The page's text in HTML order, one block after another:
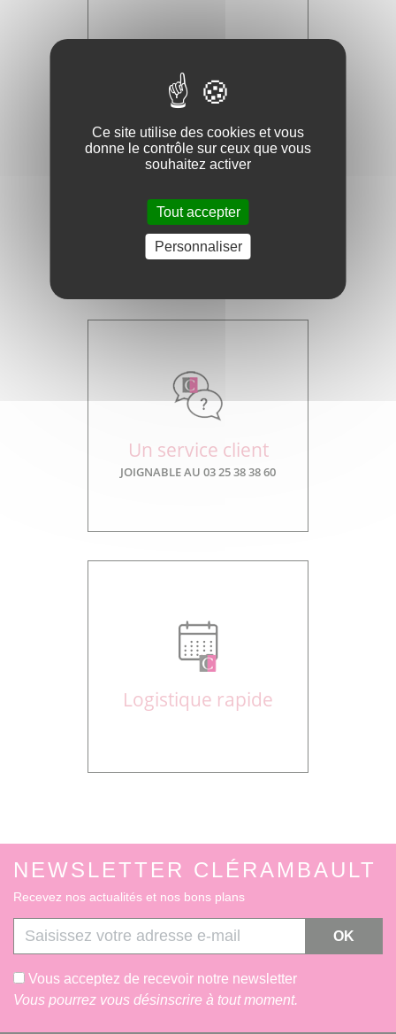
Paiement sécurisé
AVEC LE 3D SÉCURE
Un service client
JOIGNABLE AU 03 25 38 38 60
Logistique rapide
NEWSLETTER CLÉRAMBAULT
Recevez nos actualités et nos bons plans
OK
Vous acceptez de recevoir notre newsletter
Vous pourrez vous désinscrire à tout moment.
Ce site utilise des cookies et vous
donne le contrôle sur ceux que vous
souhaitez activer
Tout accepter
Personnaliser